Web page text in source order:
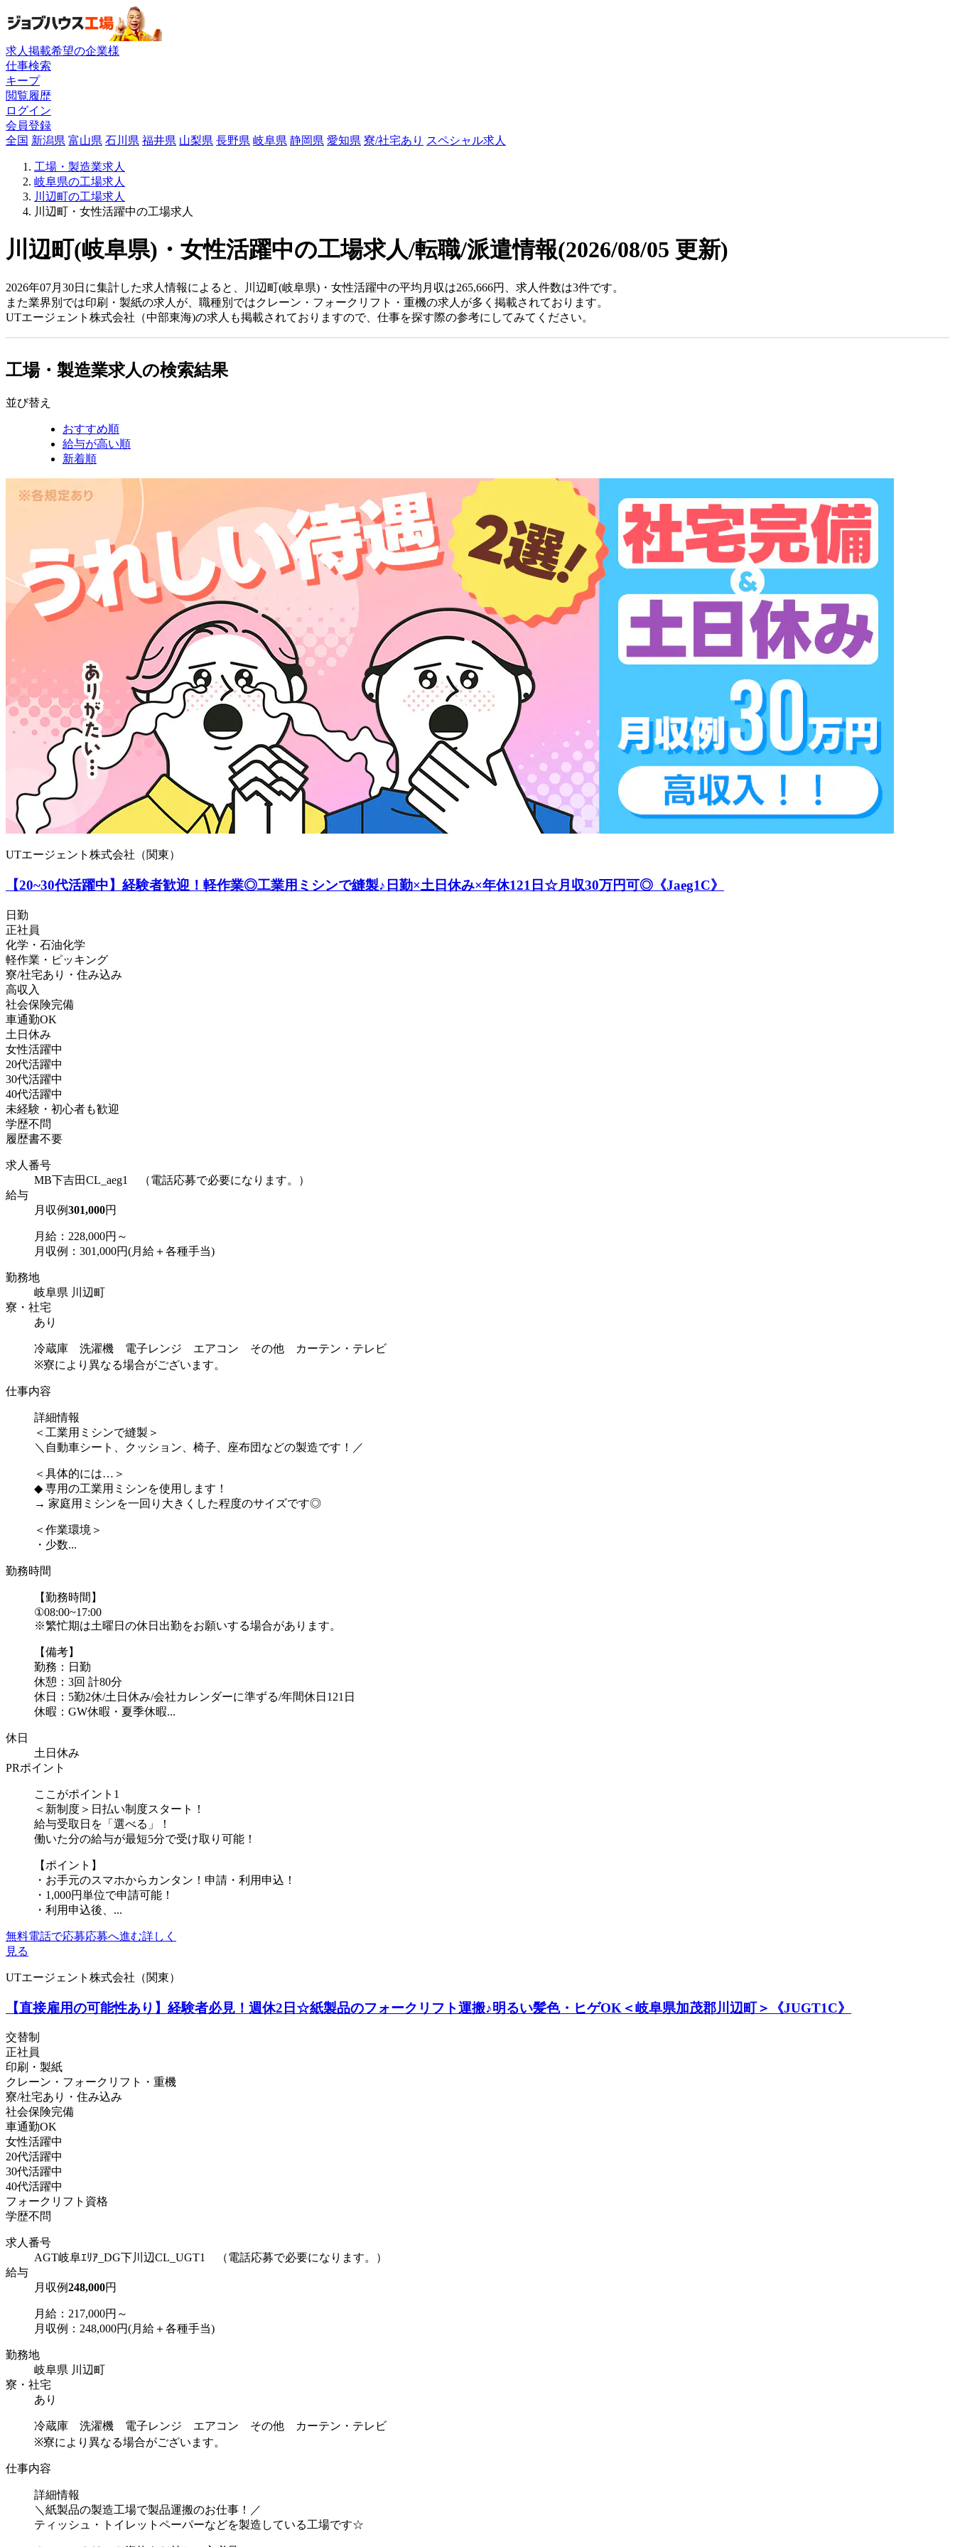
求人掲載希望の企業様
仕事検索
キープ
閲覧履歴
ログイン
会員登録
全国 新潟県 富山県 石川県 福井県 山梨県 長野県 岐阜県 静岡県 愛知県 寮/社宅あり スペシャル求人
工場・製造業求人
岐阜県の工場求人
川辺町の工場求人
川辺町・女性活躍中の工場求人
川辺町(岐阜県)・女性活躍中の工場求人/転職/派遣情報(2026/08/05 更新)
2026年07月30日に集計した求人情報によると、川辺町(岐阜県)・女性活躍中の平均月収は265,666円、求人件数は3件です。
また業界別では印刷・製紙の求人が、職種別ではクレーン・フォークリフト・重機の求人が多く掲載されております。
UTエージェント株式会社（中部東海)の求人も掲載されておりますので、仕事を探す際の参考にしてみてください。
工場・製造業求人の検索結果
並び替え
おすすめ順
給与が高い順
新着順
UTエージェント株式会社（関東）
【20~30代活躍中】経験者歓迎！軽作業◎工業用ミシンで縫製♪日勤×土日休み×年休121日☆月収30万円可◎《Jaeg1C》
日勤
正社員
化学・石油化学
軽作業・ピッキング
寮/社宅あり・住み込み
高収入
社会保険完備
車通勤OK
土日休み
女性活躍中
20代活躍中
30代活躍中
40代活躍中
未経験・初心者も歓迎
学歴不問
履歴書不要
求人番号
MB下吉田CL_aeg1 （電話応募で必要になります。）
給与
月収例301,000円
月給：228,000円～
月収例：301,000円(月給＋各種手当)
勤務地
岐阜県 川辺町
寮・社宅
あり
冷蔵庫 洗濯機 電子レンジ エアコン その他 カーテン・テレビ
※寮により異なる場合がございます。
仕事内容
詳細情報
＜工業用ミシンで縫製＞
＼自動車シート、クッション、椅子、座布団などの製造です！／
＜具体的には…＞
◆ 専用の工業用ミシンを使用します！
→ 家庭用ミシンを一回り大きくした程度のサイズです◎
＜作業環境＞
・少数...
勤務時間
【勤務時間】
①08:00~17:00
※繁忙期は土曜日の休日出勤をお願いする場合があります。
【備考】
勤務：日勤
休憩：3回 計80分
休日：5勤2休/土日休み/会社カレンダーに準ずる/年間休日121日
休暇：GW休暇・夏季休暇...
休日
土日休み
PRポイント
ここがポイント1
＜新制度＞日払い制度スタート！
給与受取日を「選べる」！
働いた分の給与が最短5分で受け取り可能！
【ポイント】
・お手元のスマホからカンタン！申請・利用申込！
・1,000円単位で申請可能！
・利用申込後、...
無料電話で応募応募へ進む詳しく
見る
UTエージェント株式会社（関東）
【直接雇用の可能性あり】経験者必見！週休2日☆紙製品のフォークリフト運搬♪明るい髪色・ヒゲOK＜岐阜県加茂郡川辺町＞《JUGT1C》
交替制
正社員
印刷・製紙
クレーン・フォークリフト・重機
寮/社宅あり・住み込み
社会保険完備
車通勤OK
女性活躍中
20代活躍中
30代活躍中
40代活躍中
フォークリフト資格
学歴不問
求人番号
AGT岐阜ｴﾘｱ_DG下川辺CL_UGT1 （電話応募で必要になります。）
給与
月収例248,000円
月給：217,000円～
月収例：248,000円(月給＋各種手当)
勤務地
岐阜県 川辺町
寮・社宅
あり
冷蔵庫 洗濯機 電子レンジ エアコン その他 カーテン・テレビ
※寮により異なる場合がございます。
仕事内容
詳細情報
＼紙製品の製造工場で製品運搬のお仕事！／
ティッシュ・トイレットペーパーなどを製造している工場です☆